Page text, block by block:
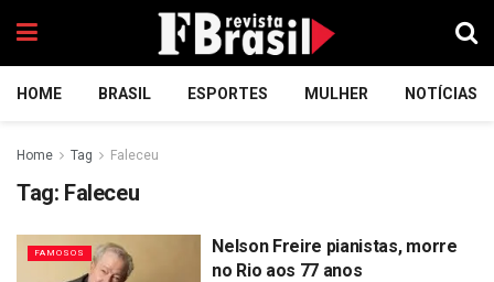
HOME BRASIL ESPORTES MULHER NOTÍCIAS
Home Tag Faleceu
Tag: Faleceu
FAMOSOS
Nelson Freire pianistas, morre
no Rio aos 77 anos